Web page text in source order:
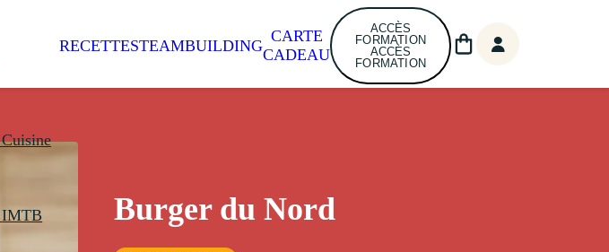
Cuisine
IMTB
RECETTESTEAMBUILDING
CARTE
CADEAU
ACCÈS
FORMATION
ACCÈS
FORMATION
Burger du Nord